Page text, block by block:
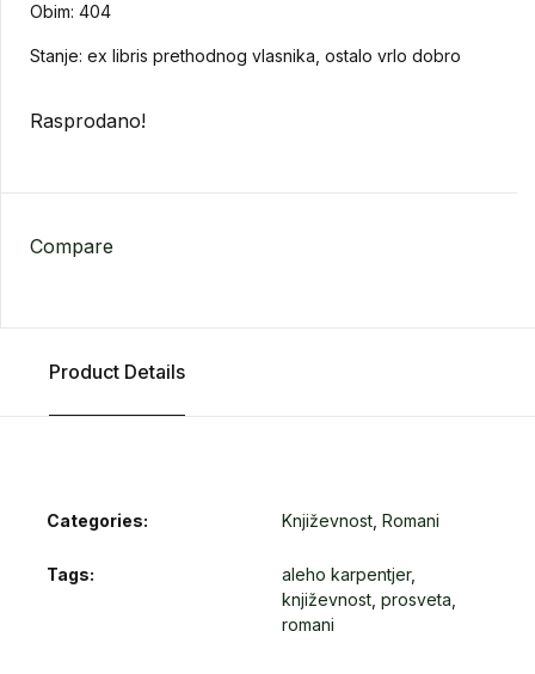
Obim: 404
Stanje: ex libris prethodnog vlasnika, ostalo vrlo dobro
Rasprodano!
Compare
Product Details
Categories: Književnost Romani
Tags: aleho karpentjer,
književnost prosveta
romani